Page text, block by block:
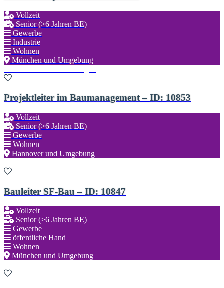
Vollzeit
Senior (>6 Jahren BE)
Gewerbe
Industrie
Wohnen
München und Umgebung
Projektleiter im Baumanagement – ID: 10853
Vollzeit
Senior (>6 Jahren BE)
Gewerbe
Wohnen
Hannover und Umgebung
Bauleiter SF-Bau – ID: 10847
Vollzeit
Senior (>6 Jahren BE)
Gewerbe
öffentliche Hand
Wohnen
München und Umgebung